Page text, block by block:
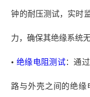
钟的耐压测试，实时
力，确保其绝缘系统
• 绝缘电阻测试：通
路与外壳之间的绝缘